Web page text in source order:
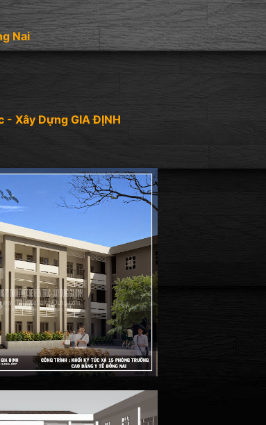
Nai
- Xây Dựng GIA ĐỊNH